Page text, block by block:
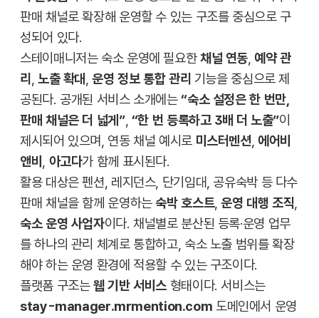
판매 채널로 확장해 운영할 수 있는 구조를 중심으로 구
성되어 있다.
스테이매니저는 숙소 운영에 필요한채널 연동, 예약 관
리 , 노출 확대,운영 정보 통합 관리 기능을 중심으로 제
공된다. 공개된 서비스 소개에는“숙소 설정은 한 번만,
판매 채널은 더 넓게”, “한 번 등록하고 3배 더 노출”이
제시되어 있으며, 연동 채널 예시로 미스터멘션, 에어비
앤비 , 아고다가 함께 표시된다.
활용 대상은 펜션, 레지던스, 단기임대, 공유숙박 등 다수
판매 채널을 함께 운영하는숙박 호스트,운영 대행 조직,
숙소 운영 사업자이다. 채널별로 분산된 등록·운영 업무
를 하나의 관리 체계로 통합하고, 숙소 노출 범위를 확장
해야 하는 운영 환경에 적용할 수 있는 구조이다.
플랫폼 구조는웹 기반 서비스 형태이다. 서비스는
stay-manager.mrmention.com 도메인에서 운영